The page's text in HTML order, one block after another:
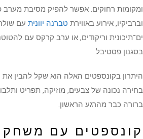
ומקומות רחוקים. אפשר להפיק מסיבת מערב
וברביקיו, אירוע באווירת טברנה יוונית עם
ים־תיכונית וריקודים, או ערב קרקס עם
בסגנון פסטיבל.
היתרון בקונספטים האלה הוא שקל להבין
בחירה נכונה של צבעים, מוזיקה, תפריט
ברורה כבר מהרגע הראשון.
קונספטים עם משחק